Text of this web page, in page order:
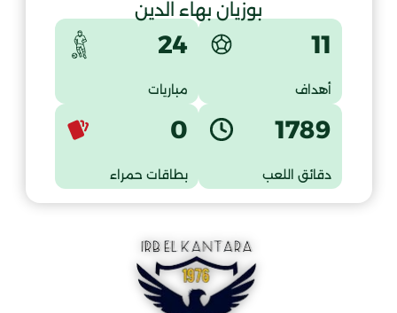
بوزيان بهاء الدين
11
أهداف
24
مباريات
1789
دقائق اللعب
0
بطاقات حمراء